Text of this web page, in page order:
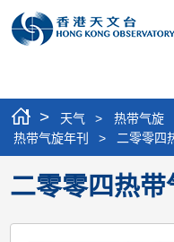
> 天气 > 热带气旋
热带气旋年刊
> 二零零四
二零零四热带